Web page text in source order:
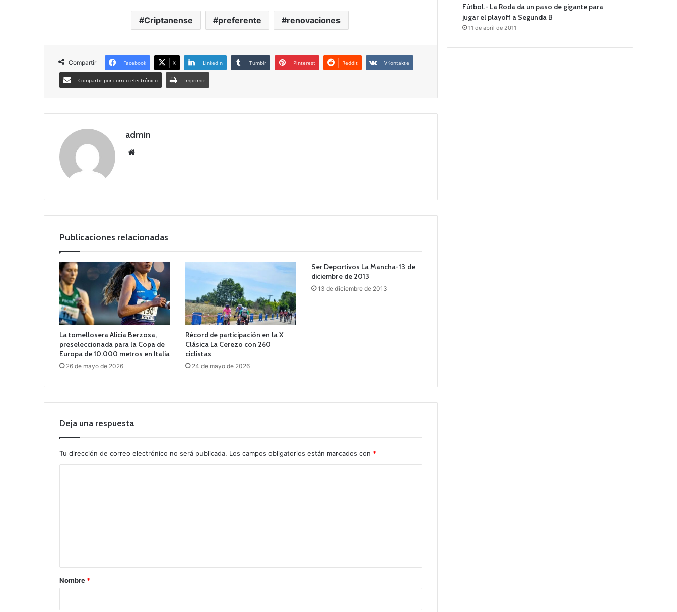
Criptanense preferente renovaciones
Compartir Facebook X LinkedIn Tumblr Pinterest Reddit VKontakte
Compartir por correo electrónico Imprimir
admin
Publicaciones relacionadas
La tomellosera Alicia Berzosa,
preseleccionada para la Copa de
Europa de 10.000 metros en Italia
26 de mayo de 2026
Récord de participación en la X
Clásica La Cerezo con 260
ciclistas
24 de mayo de 2026
Ser Deportivos La Mancha-13 de
diciembre de 2013
13 de diciembre de 2013
Deja una respuesta
Tu dirección de correo electrónico no será publicada. Los campos obligatorios están marcados con *
rNombre *
Fútbol.- La Roda da un paso de gigante para
jugar el playoff a Segunda B
11 de abril de 2011